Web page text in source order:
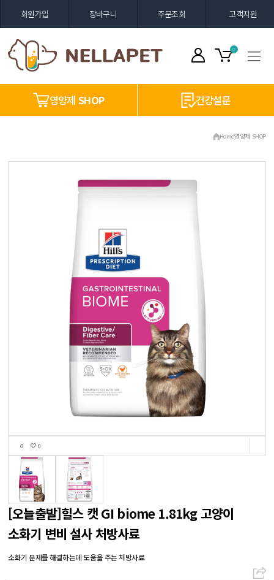
회원가입 장바구니 주문조회 고객지원
0
영양제 SHOP 건강설문
Home영양제 SHOP
0 0
[오늘출발]힐스 캣 GI biome 1.81kg 고양이
소화기 변비 설사 처방사료
소화기 문제를 해결하는데 도움을 주는 처방사료